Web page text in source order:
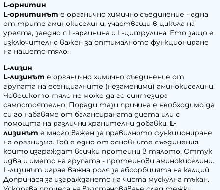
L-орнитин
L-орнитинът е органично химично съединение - една
от трите аминокиселини, участващи в цикъла на
уреята, заедно с L-аргинина и L-цитрулина. Ето защо е
изключително важен за оптималното функциониране
на нашето тяло.
L-лизин
L-лизинът е органично химично съединение от
групата на есенциалните (незаменими) аминокиселини.
Човешкото тяло не може да го синтезира
самостоятелно. Поради тази причина е необходимо да
си го набавяме от балансираната диета или с
помощта на различни хранителни добавки. L-
лизинът е много важен за правилното функциониране
на организма. Той е едно от основните съединения,
които изграждат всички протеини в тялото. Оттук
идва и името на групата - протеинови аминокиселини.
L-лизинът играе важна роля за абсорбцията на калций.
Допринася за изграждането на чиста мускулна тъкан.